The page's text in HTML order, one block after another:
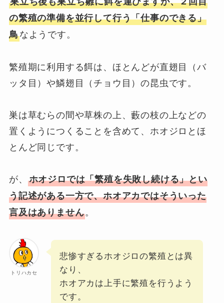
の繁殖の準備を並行して行う「仕事のできる」
鳥なようです。
繁殖期に利用する餌は、ほとんどが直翅目（バ
ッタ目）や鱗翅目（チョウ目）の昆虫です。
巣は草むらの間や草株の上、藪の枝の上などの
置くようにつくることを含めて、ホオジロとほ
とんど同じです。
が、 ホオジロでは「繁殖を失敗し続ける」とい
う記述がある一方で、ホオアカではそういった
言及はありません。
トリハカセ
悲惨すぎるホオジロの繁殖とは異
なり、
ホオアカは上手に繁殖を行うよう
です。